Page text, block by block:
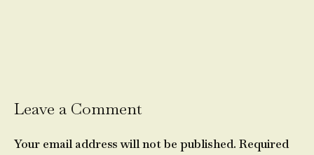
Leave a Comment
Your email address will not be published. Required